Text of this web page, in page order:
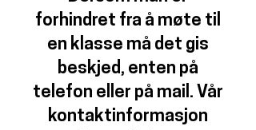
forhindret fra å møte til
en klasse må det gis
beskjed, enten på
telefon eller på mail. Vår
kontaktinformasjon